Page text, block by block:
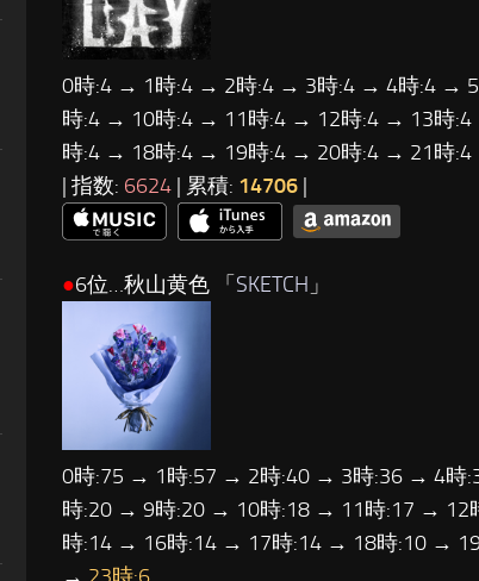
0時:4 → 1時:4 → 2時:4 → 3時:4 → 4時:4 →
時:4 → 10時:4 → 11時:4 → 12時:4 → 13時
時:4 → 18時:4 → 19時:4 → 20時:4 → 21時
| 指数: 6624 | 累積: 14706 |
●6位…秋山黄色 「 SKETCH 」
0時:75 → 1時:57 → 2時:40 → 3時:36 → 4
時:20 → 9時:20 → 10時:18 → 11時:17 →
時:14 → 16時:14 → 17時:14 → 18時:10 →